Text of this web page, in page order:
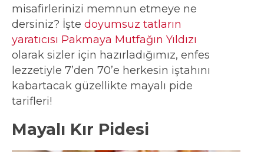
misafirlerinizi memnun etmeye ne
dersiniz? İşte doyumsuz tatların
yaratıcısı Pakmaya Mutfağın Yıldızı
olarak sizler için hazırladığımız, enfes
lezzetiyle 7’den 70’e herkesin iştahını
kabartacak güzellikte mayalı pide
tarifleri!
Mayalı Kır Pidesi